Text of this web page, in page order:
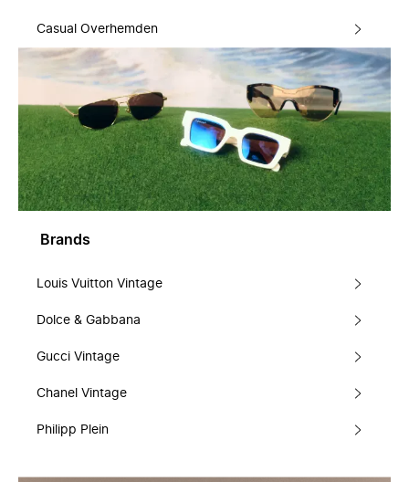
Casual Overhemden
Brands
Louis Vuitton Vintage
Dolce & Gabbana
Gucci Vintage
Chanel Vintage
Philipp Plein